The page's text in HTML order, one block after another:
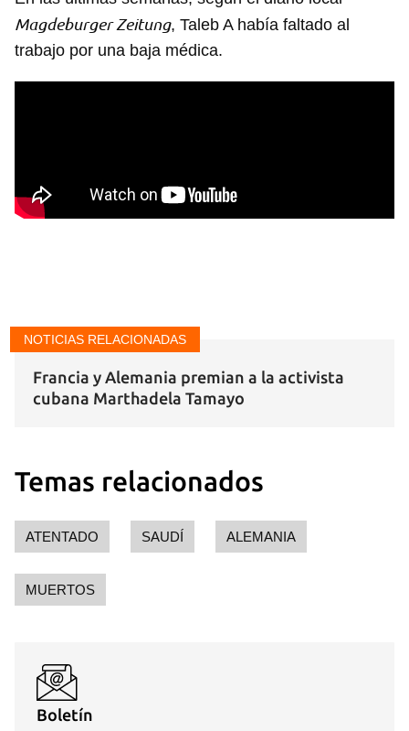
INICIAR SESIÓN
Magdeburger Zeitung, Taleb A había faltado al
trabajo por una baja médica.
NOTICIAS RELACIONADAS
Francia y Alemania premian a la activista
cubana Marthadela Tamayo
Temas relacionados
ATENTADO SAUDÍ ALEMANIA
MUERTOS
Boletín